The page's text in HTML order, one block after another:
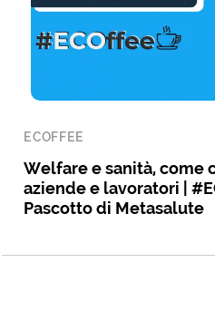
ECOFFEE
Welfare e sanità, come
aziende e lavoratori |
Pascotto di Metasalute